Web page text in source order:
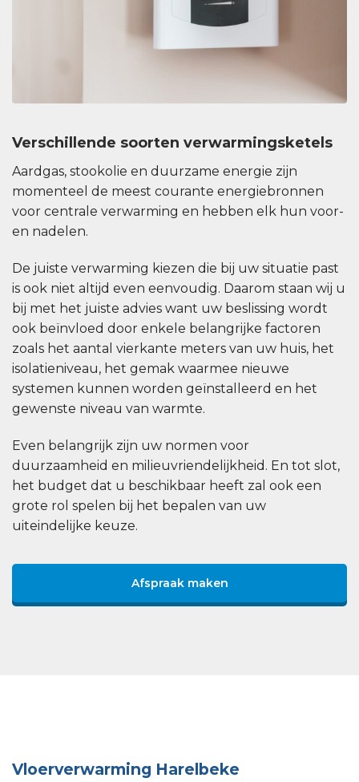
Verschillende soorten verwarmingsketels
Aardgas, stookolie en duurzame energie zijn
momenteel de meest courante energiebronnen
voor centrale verwarming en hebben elk hun voor-
en nadelen.
De juiste verwarming kiezen die bij uw situatie past
is ook niet altijd even eenvoudig. Daarom staan wij u
bij met het juiste advies want uw beslissing wordt
ook beïnvloed door enkele belangrijke factoren
zoals het aantal vierkante meters van uw huis, het
isolatieniveau, het gemak waarmee nieuwe
systemen kunnen worden geïnstalleerd en het
gewenste niveau van warmte.
Even belangrijk zijn uw normen voor
duurzaamheid en milieuvriendelijkheid. En tot slot,
het budget dat u beschikbaar heeft zal ook een
grote rol spelen bij het bepalen van uw
uiteindelijke keuze.
Afspraak maken
Vloerverwarming Harelbeke